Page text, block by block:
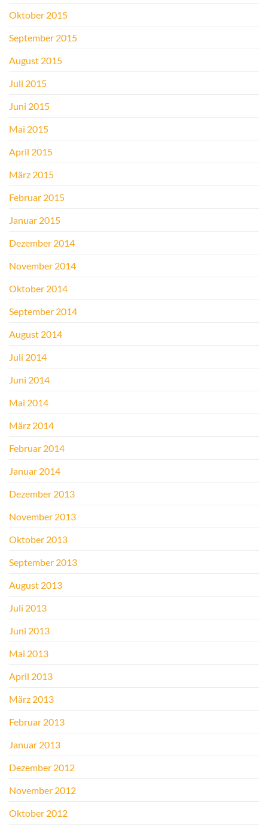
Oktober 2015
September 2015
August 2015
Juli 2015
Juni 2015
Mai 2015
April 2015
März 2015
Februar 2015
Januar 2015
Dezember 2014
November 2014
Oktober 2014
September 2014
August 2014
Juli 2014
Juni 2014
Mai 2014
März 2014
Februar 2014
Januar 2014
Dezember 2013
November 2013
Oktober 2013
September 2013
August 2013
Juli 2013
Juni 2013
Mai 2013
April 2013
März 2013
Februar 2013
Januar 2013
Dezember 2012
November 2012
Oktober 2012